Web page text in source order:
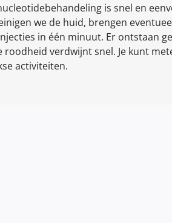
is snel en
we de huid, brengen
in één minuut. Er ontstaan
roodheid verdwijnt snel. Je kunt
activiteiten.